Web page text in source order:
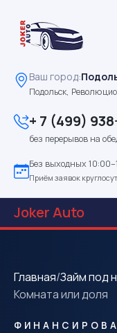
Ваш город:
Подольск,
+ 7 (499)
без перерывов на
Без выходных
Приём заявок
JokerAuto
Главная/Займ под
Комната или доля